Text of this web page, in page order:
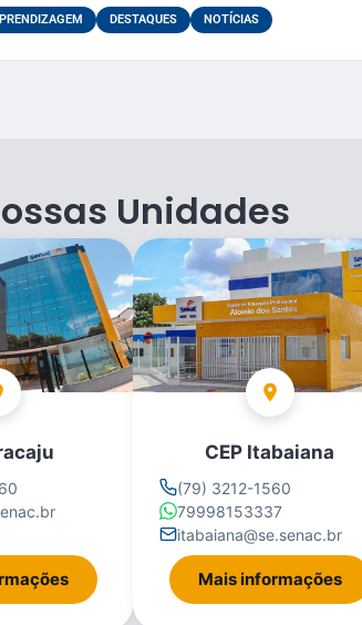
DESTAQUES NOTÍCIAS
Unidades
CEP Itabaiana
(79) 3212-1560
79998153337
itabaiana@se.senac.br
Mais informações